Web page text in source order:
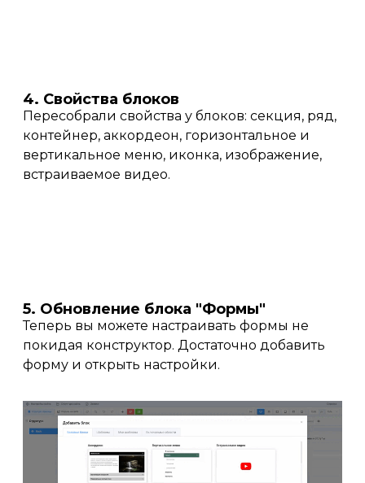
4. Свойства блоков
Пересобрали свойства у блоков: секция, ряд,
контейнер, аккордеон, горизонтальное и
вертикальное меню, иконка, изображение,
встраиваемое видео.
5. Обновление блока "Формы"
Теперь вы можете настраивать формы не
покидая конструктор. Достаточно добавить
форму и открыть настройки.